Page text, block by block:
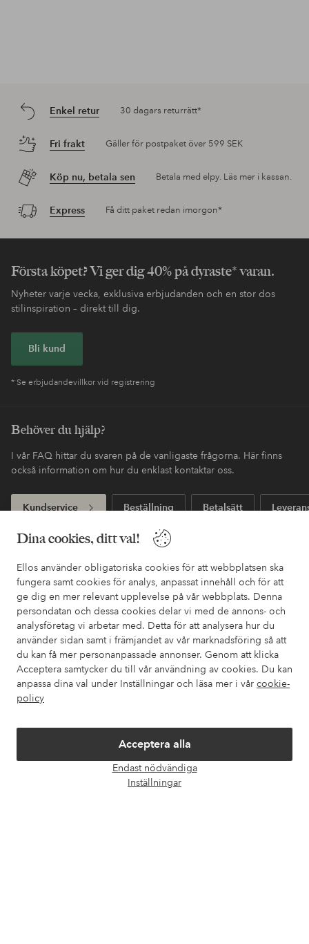
Dina cookies, ditt val!
Ellos använder obligatoriska cookies för att webbplatsen ska
fungera samt cookies för analys, anpassat innehåll och för att
ge dig en mer relevant upplevelse på vår webbplats. Denna
persondatan och dessa cookies delar vi med de annons- och
analysföretag vi arbetar med. Detta för att analysera hur du
använder sidan samt i främjandet av vår marknadsföring så att
du kan få mer personanpassade annonser. Genom att klicka
Acceptera samtycker du till vår användning av cookies. Du kan
anpassa dina val under Inställningar och läsa mer i vår cookie-
policy
Acceptera alla
Endast nödvändiga
Inställningar
Enkel retur 30 dagars returrätt*
Fri frakt Gäller för postpaket över 599 SEK
Köp nu, betala sen Betala med elpy. Läs mer i kassan.
Express Få ditt paket redan imorgon*
Första köpet? Vi ger dig 40% på dyraste* varan.
Nyheter varje vecka, exklusiva erbjudanden och en stor dos
stilinspiration – direkt till dig.
Bli kund
* Se erbjudandevillkor vid registrering
Behöver du hjälp?
I vår FAQ hittar du svaren på de vanligaste frågorna. Här finns
också information om hur du enklast kontaktar oss.
Kundservice Beställning Betalsätt
Mina sidor
Om Ellos
Våra tjänster